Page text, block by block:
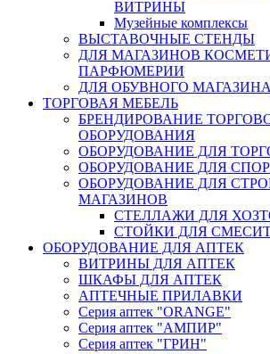
ВИТРИНЫ
Музейные комплексы
ВЫСТАВОЧНЫЕ СТЕНДЫ
ДЛЯ МАГАЗИНОВ
ПАРФЮМЕРИИ
ДЛЯ ОБУВНОГО МАГАЗИНА
ТОРГОВАЯ МЕБЕЛЬ
БРЕНДИРОВАНИЕ
ОБОРУДОВАНИЯ
ОБОРУДОВАНИЕ ДЛЯ
ОБОРУДОВАНИЕ ДЛЯ
ОБОРУДОВАНИЕ ДЛЯ
МАГАЗИНОВ
СТЕЛЛАЖИ ДЛЯ
СТОЙКИ ДЛЯ
ОБОРУДОВАНИЕ ДЛЯ АПТЕК
ВИТРИНЫ ДЛЯ АПТЕК
ШКАФЫ ДЛЯ АПТЕК
АПТЕЧНЫЕ ПРИЛАВКИ
Серия аптек "ORANGE"
Серия аптек "АМПИР"
Серия аптек "ГРИН"